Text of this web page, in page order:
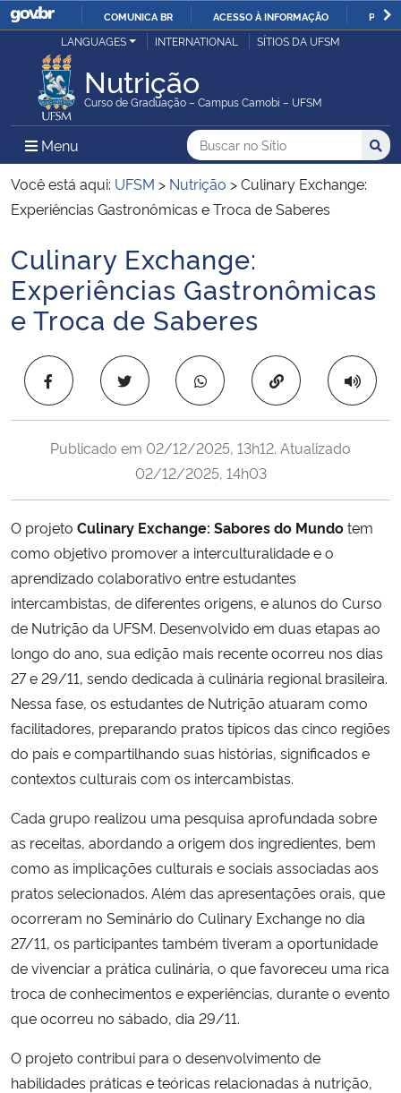
IR
COMUNICA BR ACESSO À INFORMAÇÃO
Ministério da Justiça e Segurança Pública
Ministério da Defesa
Ministério das Relações Exteriores
Ministério da Infraestrutura
Ministério da Agricultura, Pecuária e Abastecimento
Ministério da Educação
Ministério da Ciência, Tecnologia, Inovações e Comunicações
Ministério do Meio Ambiente
Ministério do Turismo
Ministério do Desenvolvimento Regional
Controladoria-Geral da União
Secretaria-Geral
Secretaria de Governo
Gabinete de Segurança Institucional
Advocacia-Geral da União
Banco Central do Brasil
Planalto
LANGUAGES INTERNATIONAL SÍTIOS DA UFSM
Nutrição
Curso de Graduação – Campus Camobi – UFSM
Menu Menu Principal do Sítio
Busca
Buscar no no Sítio
Busca:
Você está aqui: UFSM > Nutrição >Culinary Exchange:
Experiências Gastronômicas e Troca de Saberes
Início do conteúdo
Culinary Exchange:
Experiências Gastronômicas
e Troca de Saberes
Copiar para área
Publicado em 02/12/2025, 13h12. Atualizado
02/12/2025, 14h03
O projeto Culinary Exchange: Sabores do Mundotem
como objetivo promover a interculturalidade e o
aprendizado colaborativo entre estudantes
intercambistas, de diferentes origens, e alunos do Curso
de Nutrição da UFSM. Desenvolvido em duas etapas ao
longo do ano, sua edição mais recente ocorreu nos dias
27 e 29/11, sendo dedicada à culinária regional brasileira.
Nessa fase, os estudantes de Nutrição atuaram como
facilitadores, preparando pratos típicos das cinco regiões
do país e compartilhando suas histórias, significados e
contextos culturais com os intercambistas.
Cada grupo realizou uma pesquisa aprofundada sobre
as receitas, abordando a origem dos ingredientes, bem
como as implicações culturais e sociais associadas aos
pratos selecionados. Além das apresentações orais, que
ocorreram no Seminário do Culinary Exchange no dia
27/11, os participantes também tiveram a oportunidade
de vivenciar a prática culinária, o que favoreceu uma rica
troca de conhecimentos e experiências, durante o evento
que ocorreu no sábado, dia 29/11.
O projeto contribui para o desenvolvimento de
habilidades práticas e teóricas relacionadas à nutrição,